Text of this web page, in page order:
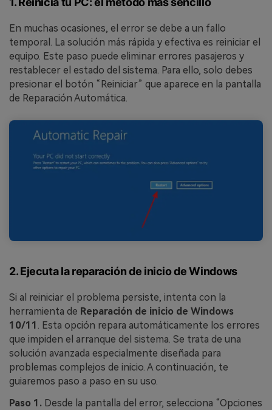
En muchas ocasiones, el error se debe a un fallo
temporal. La solución más rápida y efectiva es reiniciar el
equipo. Este paso puede eliminar errores pasajeros y
restablecer el estado del sistema. Para ello, solo debes
presionar el botón “Reiniciar” que aparece en la pantalla
de Reparación Automática.
2. Ejecuta la reparación de inicio de Windows
Si al reiniciar el problema persiste, intenta con la
herramienta de Reparación de inicio de Windows
10/11 . Esta opción repara automáticamente los errores
que impiden el arranque del sistema. Se trata de una
solución avanzada especialmente diseñada para
problemas complejos de inicio. A continuación, te
guiaremos paso a paso en su uso.
Paso 1. Desde la pantalla del error, selecciona “Opciones